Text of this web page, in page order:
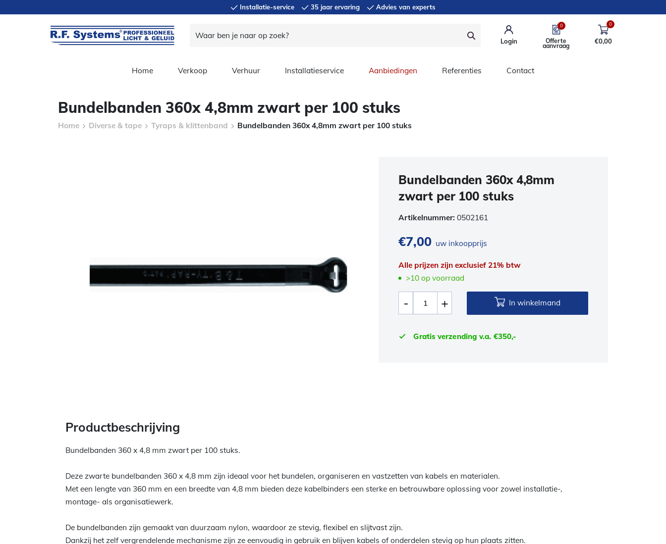
Installatie-service 35 jaar ervaring Advies van experts
Login
0
Offerte
aanvraag
0
€0,00
Home Verkoop Verhuur Installatieservice Aanbiedingen Referenties Contact
Bundelbanden 360x 4,8mm zwart per 100 stuks
Home Diverse & tape Tyraps & klittenband Bundelbanden 360x 4,8mm zwart per 100 stuks
Bundelbanden 360x 4,8mm
zwart per 100 stuks
Artikelnummer:0502161
€7,00 uw inkoopprijs
Alle prijzen zijn exclusief 21% btw
>10 op voorraad
In winkelmand
Gratis verzending v.a. €350,-
Productbeschrijving
Bundelbanden 360 x 4,8 mm zwart per 100 stuks.
Deze zwarte bundelbanden 360 x 4,8 mm zijn ideaal voor het bundelen, organiseren en vastzetten van kabels en materialen.
Met een lengte van 360 mm en een breedte van 4,8 mm bieden deze kabelbinders een sterke en betrouwbare oplossing voor zowel installatie-,
montage- als organisatiewerk.
De bundelbanden zijn gemaakt van duurzaam nylon, waardoor ze stevig, flexibel en slijtvast zijn.
Dankzij het zelf vergrendelende mechanisme zijn ze eenvoudig in gebruik en blijven kabels of onderdelen stevig op hun plaats zitten.